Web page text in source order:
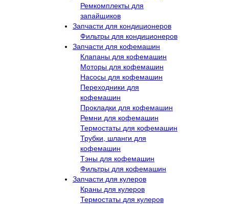
Ремкомплекты для
запайщиков
Запчасти для кондиционеров
Фильтры для кондиционеров
Запчасти для кофемашин
Клапаны для кофемашин
Моторы для кофемашин
Насосы для кофемашин
Переходники для
кофемашин
Прокладки для кофемашин
Ремни для кофемашин
Термостаты для кофемашин
Трубки, шланги для
кофемашин
Тэны для кофемашин
Фильтры для кофемашин
Запчасти для кулеров
Краны для кулеров
Термостаты для кулеров